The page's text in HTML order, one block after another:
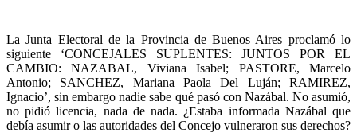
La Junta Electoral de la Provincia de Buenos Aires proclamó lo
siguiente ‘CONCEJALES SUPLENTES: JUNTOS POR EL
CAMBIO: NAZABAL, Viviana Isabel; PASTORE, Marcelo
Antonio; SANCHEZ, Mariana Paola Del Luján; RAMIREZ,
Ignacio’, sin embargo nadie sabe qué pasó con Nazábal. No asumió,
no pidió licencia, nada de nada. ¿Estaba informada Nazábal que
debía asumir o las autoridades del Concejo vulneraron sus derechos?